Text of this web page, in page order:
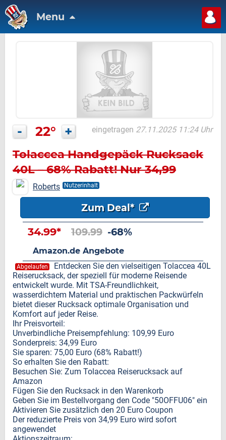
Menu
- 22° + eingetragen 27.11.2025 11:24 Uhr
Tolaccea Handgepäck Rucksack
40L – 68% Rabatt! Nur 34,99
Euro!Roberts Nutzerinhalt
Zum Deal*
34.99* 109.99 -68%
Amazon.de Angebote
Abgelaufen
Entdecken Sie den vielseitigen Tolaccea 40L
Reiserucksack, der speziell für moderne Reisende
entwickelt wurde. Mit TSA-Freundlichkeit,
wasserdichtem Material und praktischen Packwürfeln
bietet dieser Rucksack optimale Organisation und
Komfort auf jeder Reise.
Ihr Preisvorteil:
Unverbindliche Preisempfehlung: 109,99 Euro
Sonderpreis: 34,99 Euro
Sie sparen: 75,00 Euro (68% Rabatt!)
So erhalten Sie den Rabatt:
Besuchen Sie: Zum Tolaccea Reiserucksack auf
Amazon
Fügen Sie den Rucksack in den Warenkorb
Geben Sie im Bestellvorgang den Code "50OFFU06" ein
Aktivieren Sie zusätzlich den 20 Euro Coupon
Der reduzierte Preis von 34,99 Euro wird sofort
angewendet